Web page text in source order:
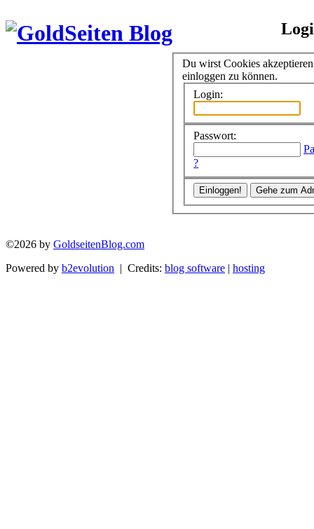
Du wirst Cookies
einloggen zu können.
Login:
Passwort:
?
©2026 by GoldseitenBlog.com
Powered by b2evolution | Credits: blog software | hosting